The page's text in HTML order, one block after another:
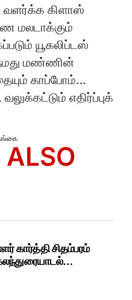
கிளாஸ்
மலடாக்கும்
யூகலிப்டஸ்
மண்ணின்
காப்போம்…
எதிர்ப்புக்
கார்த்தி சிதம்பரம்